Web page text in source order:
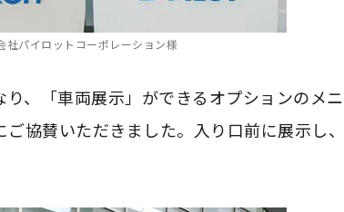
パイロットコーポレーション様
、「車両展示」ができるオプションのメ
協賛いただきました。入り口前に展示し